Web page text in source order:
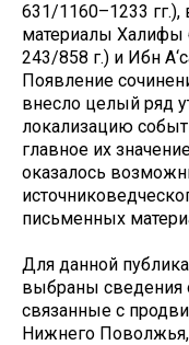
631/1160–1233
материалы Халифы
243/858 г.) и Ибн
Появление
внесло целый ряд
локализацию
главное их
оказалось
письменных
Для данной
выбраны сведения
связанные с
Нижнего